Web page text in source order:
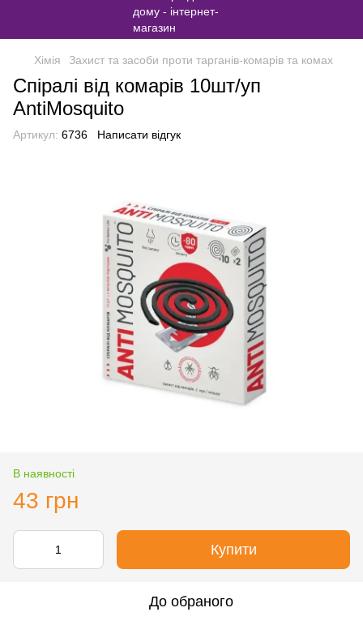
Хімія Захист та засоби проти тарганів-комарів та комах
Спіралі від комарів 10шт/уп
AntiMosquito
Артикул: 6736 Написати відгук
В наявності
43 грн
Купити
До обраного